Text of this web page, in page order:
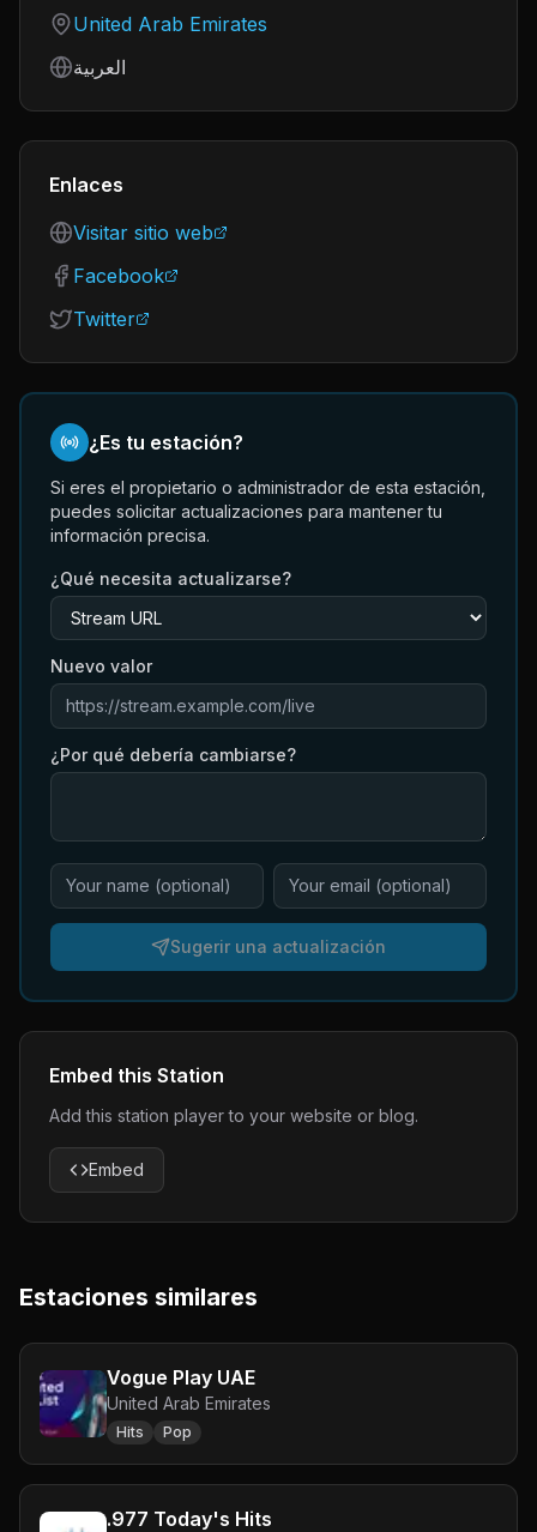
Country
United Arab Emirates
Language
العربية
Enlaces
Visitar sitio web
Facebook
Twitter
¿Es tu estación?
Si eres el propietario o administrador de esta estación,
puedes solicitar actualizaciones para mantener tu
información precisa.
¿Qué necesita actualizarse?
Nuevo valor
¿Por qué debería cambiarse?
Sugerir una actualización
Embed this Station
Add this station player to your website or blog.
Embed
Estaciones similares
Vogue Play UAE
United Arab Emirates
Hits Pop
.977 Today's Hits